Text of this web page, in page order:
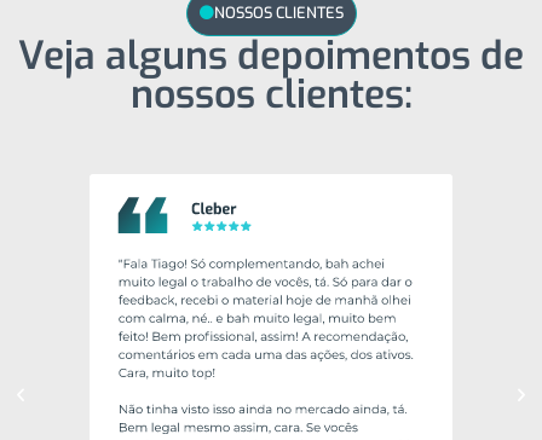
NOSSOS CLIENTES
Veja alguns depoimentos de
nossos clientes: